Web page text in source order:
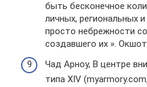
быть бесконечное
личных, региональных
просто небрежности
создавшего их ».
Чад Арноу, В центре
типа XIV